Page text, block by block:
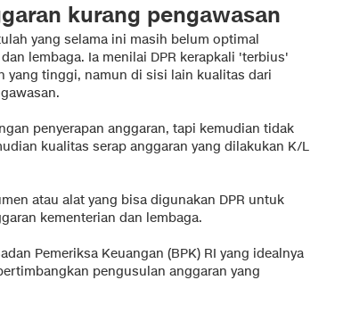
kurang pengawasan
yang selama ini masih belum optimal
lembaga. Ia menilai DPR kerapkali 'terbius'
yang tinggi, namun di sisi lain kualitas dari
penyerapan anggaran, tapi kemudian tidak
kualitas serap anggaran yang dilakukan K/L
atau alat yang bisa digunakan DPR untuk
kementerian dan lembaga.
Pemeriksa Keuangan (BPK) RI yang idealnya
pengusulan anggaran yang